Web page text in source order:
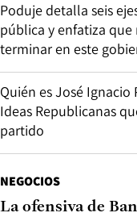
Poduje detalla seis
pública y enfatiza
terminar en este
Quién es José
Ideas Republicanas
partido
NEGOCIOS
La ofensiva de